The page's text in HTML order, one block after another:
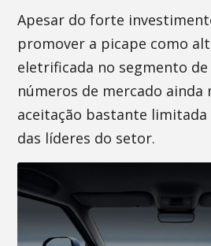
Apesar do forte
promover a picape como
eletrificada no segmento
números de mercado ainda
aceitação bastante limitada
das líderes do setor.